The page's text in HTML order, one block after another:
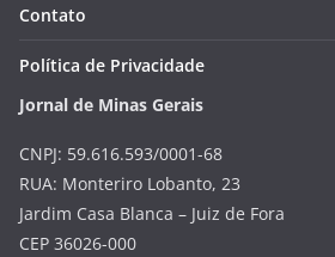
Contato
Política de Privacidade
Jornal de Minas Gerais
CNPJ: 59.616.593/0001-68
RUA: Monteriro Lobanto, 23
Jardim Casa Blanca – Juiz de Fora
CEP 36026-000